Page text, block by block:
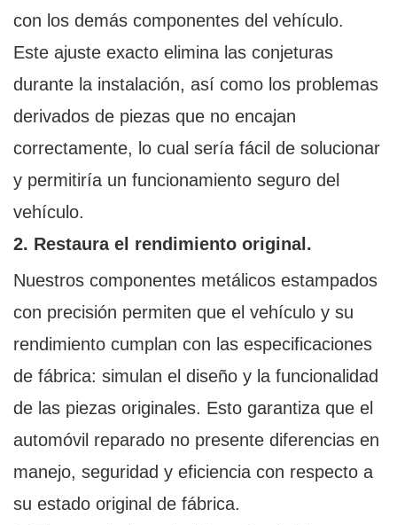
con los demás componentes del vehículo.
Este ajuste exacto elimina las conjeturas
durante la instalación, así como los problemas
derivados de piezas que no encajan
correctamente, lo cual sería fácil de solucionar
y permitiría un funcionamiento seguro del
vehículo.
2. Restaura el rendimiento original.
Nuestros componentes metálicos estampados
con precisión permiten que el vehículo y su
rendimiento cumplan con las especificaciones
de fábrica: simulan el diseño y la funcionalidad
de las piezas originales. Esto garantiza que el
automóvil reparado no presente diferencias en
manejo, seguridad y eficiencia con respecto a
su estado original de fábrica.